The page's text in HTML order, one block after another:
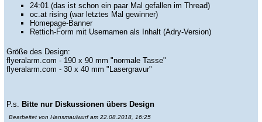
24:01 (das ist schon ein paar Mal gefallen im Thread)
oc.at rising (war letztes Mal gewinner)
Homepage-Banner
Rettich-Form mit Usernamen als Inhalt (Adry-Version)
Größe des Design:
flyeralarm.com - 190 x 90 mm "normale Tasse"
flyeralarm.com - 30 x 40 mm "Lasergravur"
P.s. Bitte nur Diskussionen übers Design
Bearbeitet von Hansmaulwurf am 22.08.2018, 16:25